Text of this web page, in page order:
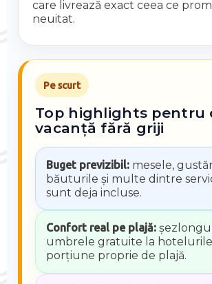
care livrează exact ceea ce
neuitat.
Pe scurt
Top highlights pentru
vacanță fără griji
Buget previzibil:mesele,
băuturile și multe dintre
sunt deja incluse.
Confort real pe plajă:
umbrele gratuite la
porțiune proprie de plajă.